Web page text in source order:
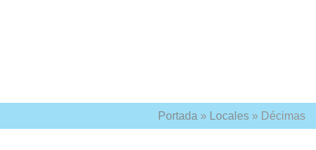
Portada » Locales » Décimas